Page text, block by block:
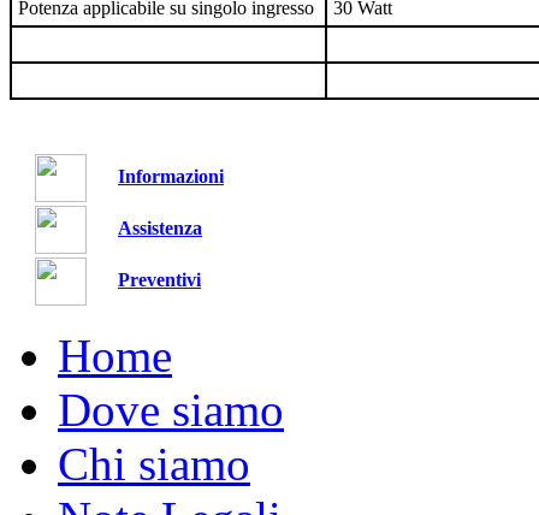
Potenza applicabile su singolo ingresso
30 Watt
Informazioni
Assistenza
Preventivi
Home
Dove siamo
Chi siamo